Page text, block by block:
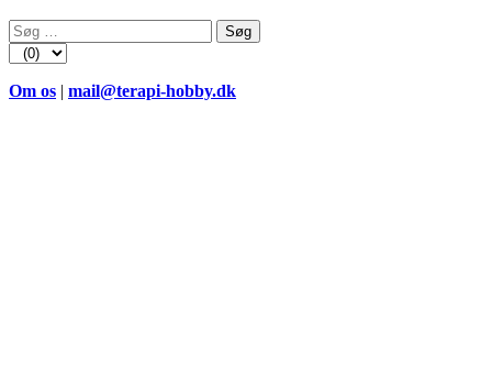
Søg
efter:
Om os | mail@terapi-hobby.dk